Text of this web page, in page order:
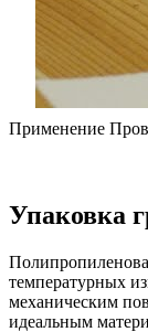
Применение
Упаковка
температурных
механическим
идеальным